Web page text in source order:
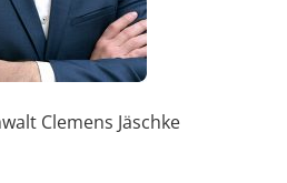
Clemens Jäschke